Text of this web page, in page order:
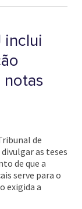
inclui
notas
de
as teses
de que a
serve para o
exigida a